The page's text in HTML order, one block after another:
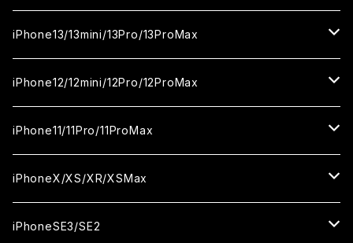
セラミックフィルム
ガラスフィルム
セラミックフィルム
iPhone16Plus
ガラスフィルム
セラミックフィルム
iPhone16ProMax
ガラスフィルム
セラミックフィルム
ガラスフィルム
セラミックフィルム
iPhone15Pro
ガラスフィルム
セラミックフィルム
iPhone15Plus
ガラスフィルム
セラミックフィルム
iPhone15ProMax
ガラスフィルム
セラミックフィルム
iPhone14
ガラスフィルム
セラミックフィルム
iPhone14Pro
ガラスフィルム
セラミックフィルム
iPhone14Plus
ガラスフィルム
セラミックフィルム
iPhone14ProMax
ガラスフィルム
iPhone13/13mini/13Pro/13ProMax
iPhone13/13Pro
ガラスフィルム
セラミックフィルム
iPhone13mini
ガラスフィルム
セラミックフィルム
iPhone13ProMax
ガラスフィルム
iPhone12/12mini/12Pro/12ProMax
iPhone12/12Pro
ガラスフィルム
セラミックフィルム
iPhone12mini
ガラスフィルム
iPhone12ProMax
iPhone11/11Pro/11ProMax
iPhone11
ガラスフィルム
iPhone11Pro
iPhoneX/XS/XR/XSMax
iPhoneX
iPhoneSE3/SE2